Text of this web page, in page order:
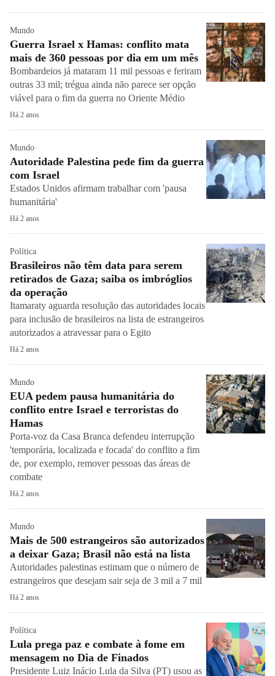
Mundo
Guerra Israel x Hamas: conflito mata
mais de 360 pessoas por dia em um mês
Bombardeios já mataram 11 mil pessoas e feriram
outras 33 mil; trégua ainda não parece ser opção
viável para o fim da guerra no Oriente Médio
Há 2 anos
Mundo
Autoridade Palestina pede fim da guerra
com Israel
Estados Unidos afirmam trabalhar com 'pausa
humanitária'
Há 2 anos
Política
Brasileiros não têm data para serem
retirados de Gaza; saiba os imbróglios
da operação
Itamaraty aguarda resolução das autoridades locais
para inclusão de brasileiros na lista de estrangeiros
autorizados a atravessar para o Egito
Há 2 anos
Mundo
EUA pedem pausa humanitária do
conflito entre Israel e terroristas do
Hamas
Porta-voz da Casa Branca defendeu interrupção
'temporária, localizada e focada' do conflito a fim
de, por exemplo, remover pessoas das áreas de
combate
Há 2 anos
Mundo
Mais de 500 estrangeiros são autorizados
a deixar Gaza; Brasil não está na lista
Autoridades palestinas estimam que o número de
estrangeiros que desejam sair seja de 3 mil a 7 mil
Há 2 anos
Política
Lula prega paz e combate à fome em
mensagem no Dia de Finados
Presidente Luiz Inácio Lula da Silva (PT) usou as